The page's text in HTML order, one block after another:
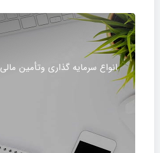
انواع سرمایه گذاری وتأمین مالی